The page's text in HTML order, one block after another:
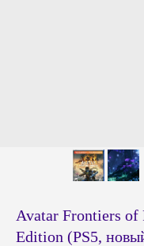
Avatar Frontiers of
Edition (PS5,